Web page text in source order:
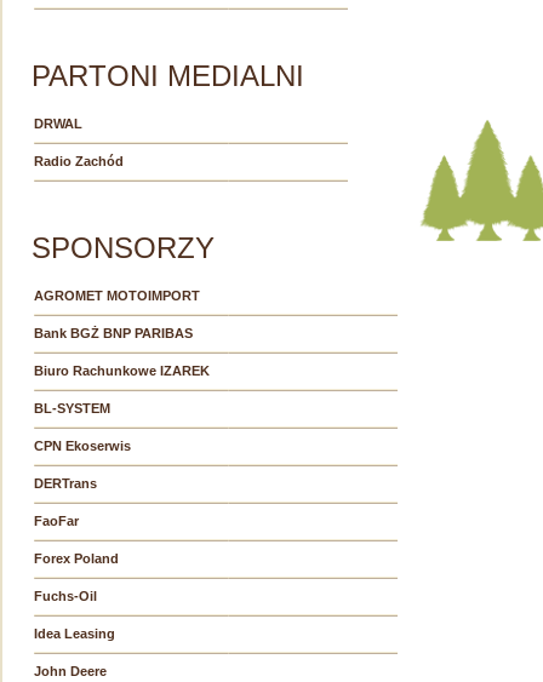
PARTONI MEDIALNI
DRWAL
Radio Zachód
SPONSORZY
AGROMET MOTOIMPORT
Bank BGŻ BNP PARIBAS
Biuro Rachunkowe IZAREK
BL-SYSTEM
CPN Ekoserwis
DERTrans
FaoFar
Forex Poland
Fuchs-Oil
Idea Leasing
John Deere